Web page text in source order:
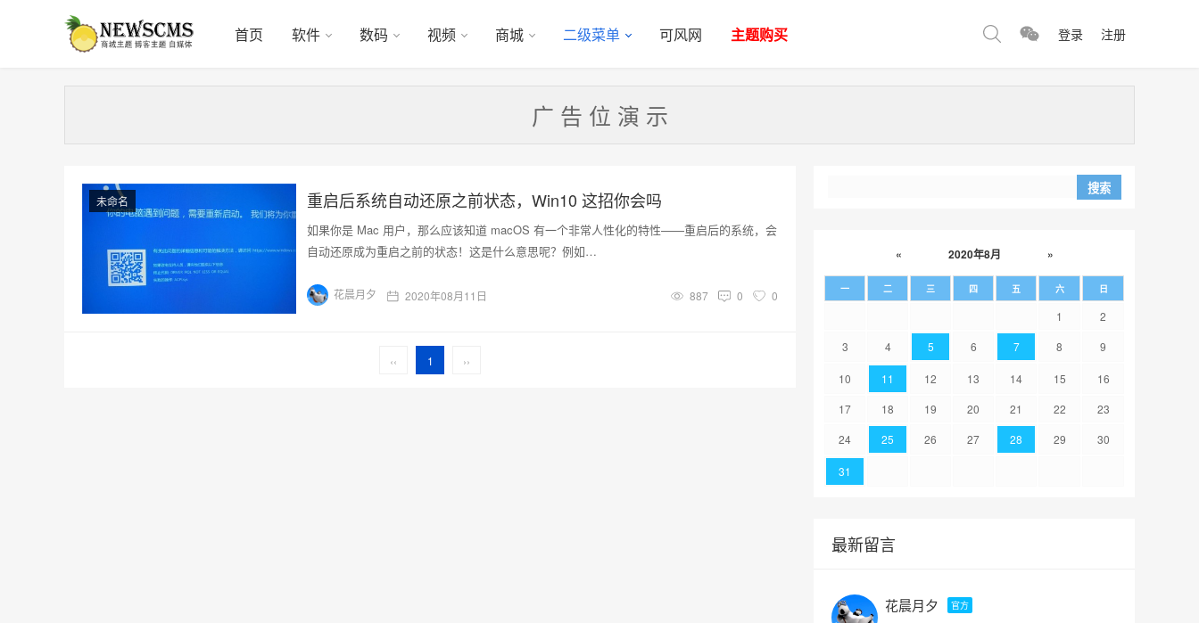
首页 软件 数码 视频 商城 二级菜单 可风网 主题购买 登录 注册
广 告 位 演 示
未命名 重启后系统自动还原之前状态，Win10 这招你会吗
如果你是 Mac 用户，那么应该知道 macOS 有一个非常人性化的特性——重启后的系统，会
自动还原成为重启之前的状态！这是什么意思呢？例如…
花晨月夕 2020年08月11日 887 0 0
‹‹ 1 ››
« 2020年8月 »
一 二 三 四 五 六 日
1
2
3
4 5 6 7 8 9
10 11 12 13 14 15
16
17
18 19 20 21 22
23
24
25 26 27 28 29 30
31
最新留言
花晨月夕 官方